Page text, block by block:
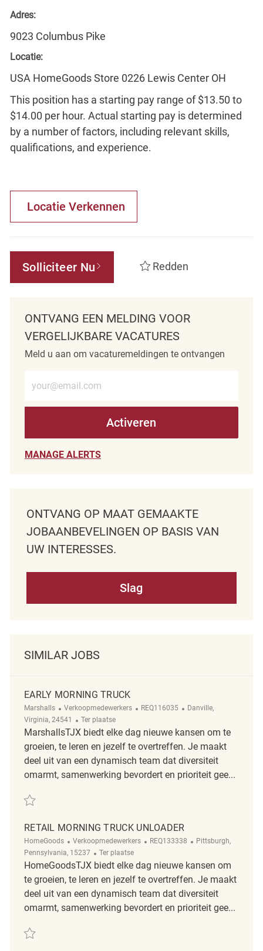
Adres:
9023 Columbus Pike
Locatie:
USA HomeGoods Store 0226 Lewis Center OH
This position has a starting pay range of $13.50 to
$14.00 per hour. Actual starting pay is determined
by a number of factors, including relevant skills,
qualifications, and experience.
Locatie Verkennen
Solliciteer Nu Redden
ONTVANG EEN MELDING VOOR
VERGELIJKBARE VACATURES
Meld u aan om vacaturemeldingen te ontvangen
Activeren
MANAGE ALERTS
ONTVANG OP MAAT GEMAAKTE
JOBAANBEVELINGEN OP BASIS VAN
UW INTERESSES.
Slag
SIMILAR JOBS
EARLY MORNING TRUCK
Marshalls Categorie
Verkoopmedewerkers ReqId
REQ116035 Plaats
Danville,
Virginia, 24541
Afgelegen
Ter plaatse
MarshallsTJX biedt elke dag nieuwe kansen om te
groeien, te leren en jezelf te overtreffen. Je maakt
deel uit van een dynamisch team dat diversiteit
omarmt, samenwerking bevordert en prioriteit gee...
Redden Early Morning Truck REQ116035
RETAIL MORNING TRUCK UNLOADER
HomeGoods Categorie
Verkoopmedewerkers ReqId
REQ133338 Plaats
Pittsburgh,
Pennsylvania, 15237
Afgelegen
Ter plaatse
HomeGoodsTJX biedt elke dag nieuwe kansen om
te groeien, te leren en jezelf te overtreffen. Je maakt
deel uit van een dynamisch team dat diversiteit
omarmt, samenwerking bevordert en prioriteit gee...
Redden Retail Morning Truck Unloader REQ133338